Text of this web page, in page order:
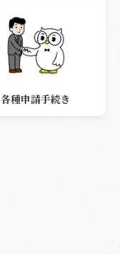
各種申請手続き